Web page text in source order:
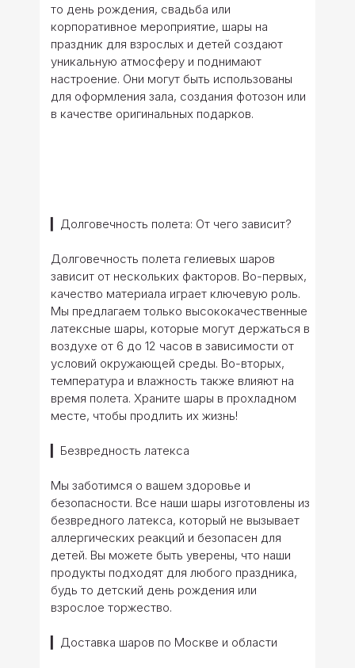
то день рождения, свадьба или
корпоративное мероприятие, шары на
праздник для взрослых и детей создают
уникальную атмосферу и поднимают
настроение. Они могут быть использованы
для оформления зала, создания фотозон или
в качестве оригинальных подарков.
▎Долговечность полета: От чего зависит?
Долговечность полета гелиевых шаров
зависит от нескольких факторов. Во-первых,
качество материала играет ключевую роль.
Мы предлагаем только высококачественные
латексные шары, которые могут держаться в
воздухе от 6 до 12 часов в зависимости от
условий окружающей среды. Во-вторых,
температура и влажность также влияют на
время полета. Храните шары в прохладном
месте, чтобы продлить их жизнь!
▎Безвредность латекса
Мы заботимся о вашем здоровье и
безопасности. Все наши шары изготовлены из
безвредного латекса, который не вызывает
аллергических реакций и безопасен для
детей. Вы можете быть уверены, что наши
продукты подходят для любого праздника,
будь то детский день рождения или
взрослое торжество.
▎Доставка шаров по Москве и области